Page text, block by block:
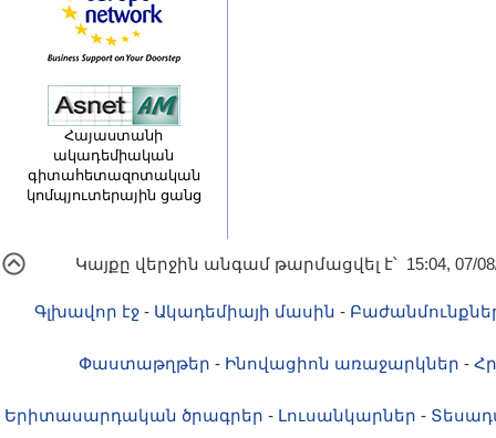
Հայաստանի
ակադեմիական
գիտահետազոտական
կոմպյուտերային ցանց
Կայքը վերջին անգամ թարմացվել է՝ 15:04, 07/
Գլխավոր էջ - Ակադեմիայի մասին -
Փաստաթղթեր - Ինովացիոն առաջարկներ -
Երիտասարդական ծրագրեր - Լուսանկարներ -